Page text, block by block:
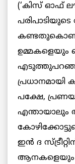
(‘കിസ് ഓഫ്
പരിപാടിയുടെ
ഉമ്മകളെയും
പക്ഷേ,
എന്തായാലും
ഇന്‍ ദ
ആനകളെയും